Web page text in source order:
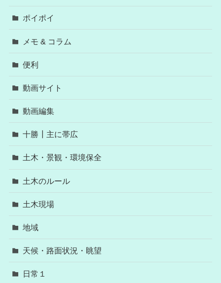
ポイポイ
メモ & コラム
便利
動画サイト
動画編集
十勝┃主に帯広
土木・景観・環境保全
土木のルール
土木現場
地域
天候・路面状況・眺望
日常１